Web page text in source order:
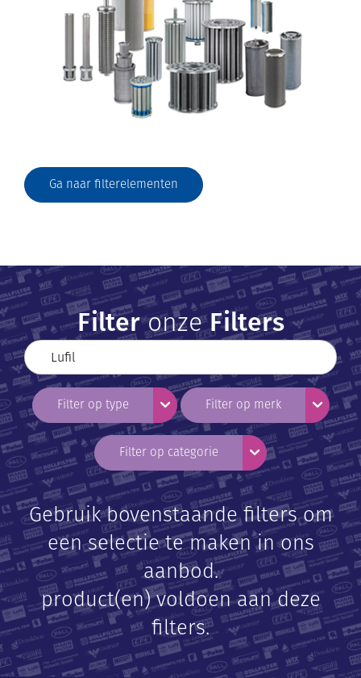
Ga naar filterelementen
FilteronzeFilters
Filter op type Toggle Dropdown
Filter op merk Toggle
Filter op categorie Toggle Dropdown
Gebruik bovenstaande filters om
een selectie te maken in ons
aanbod.
product(en) voldoen aan deze
filters.